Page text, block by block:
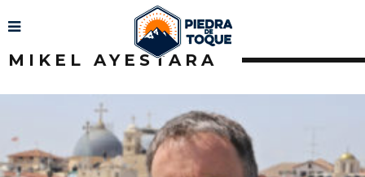
MIKEL AYESTARA